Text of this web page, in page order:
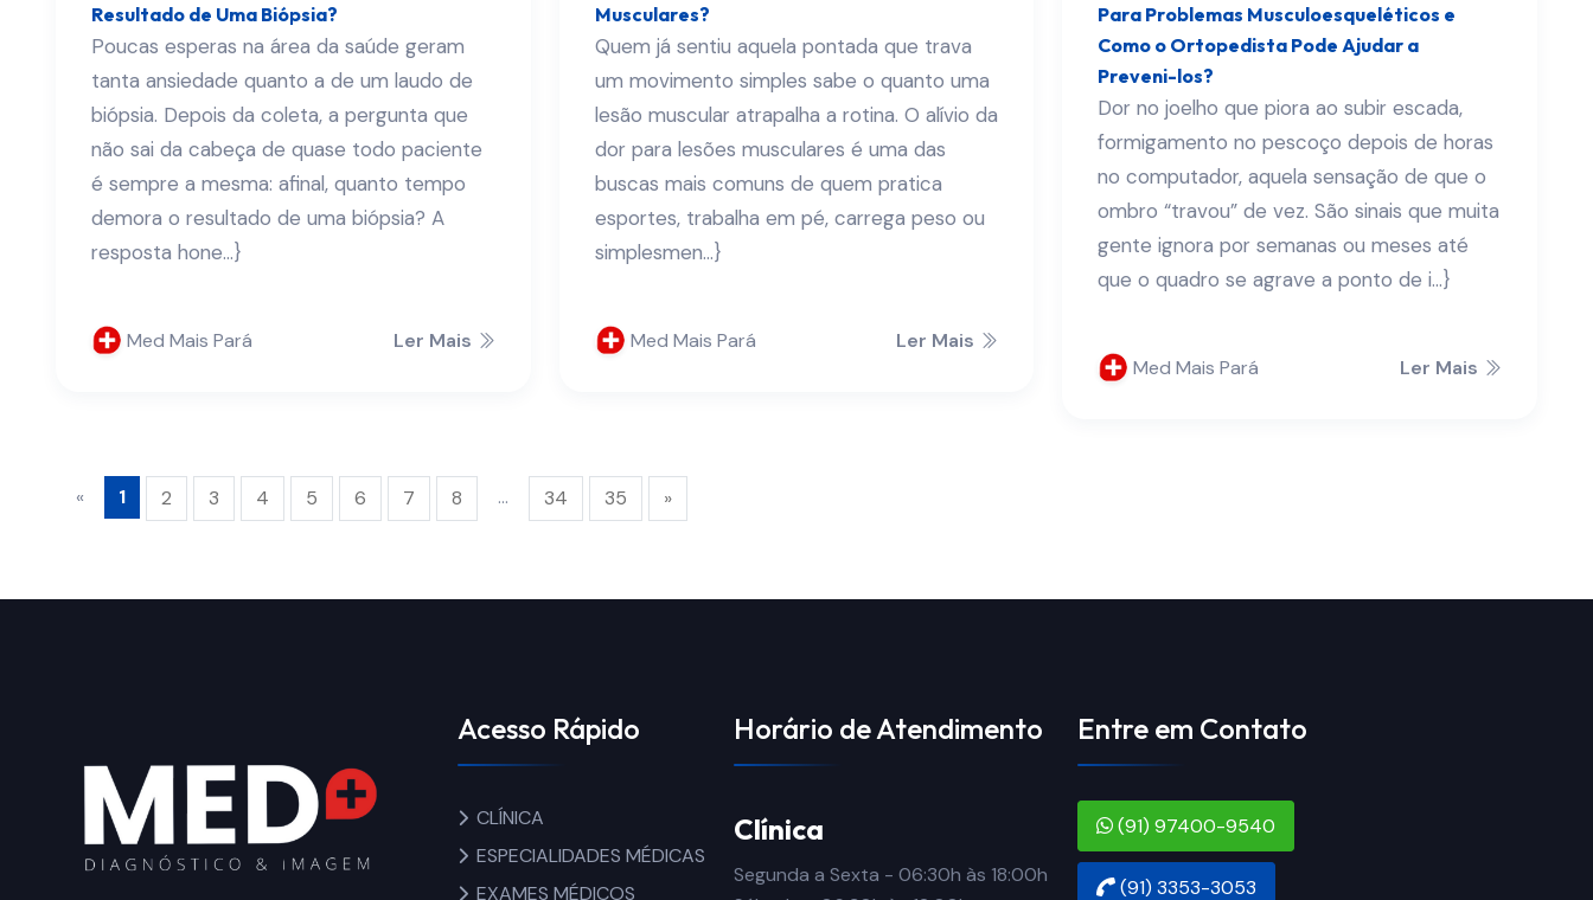
Resultado de Uma Biópsia?
Poucas esperas na área da saúde geram
tanta ansiedade quanto a de um laudo de
biópsia. Depois da coleta, a pergunta que
não sai da cabeça de quase todo paciente
é sempre a mesma: afinal, quanto tempo
demora o resultado de uma biópsia? A
resposta hone...}
Med Mais Pará Ler Mais
Musculares?
Quem já sentiu aquela pontada que trava
um movimento simples sabe o quanto uma
lesão muscular atrapalha a rotina. O alívio da
dor para lesões musculares é uma das
buscas mais comuns de quem pratica
esportes, trabalha em pé, carrega peso ou
simplesmen...}
Med Mais Pará Ler Mais
Para Problemas Musculoesqueléticos e
Como o Ortopedista Pode Ajudar a
Preveni-los?
Dor no joelho que piora ao subir escada,
formigamento no pescoço depois de horas
no computador, aquela sensação de que o
ombro “travou” de vez. São sinais que muita
gente ignora por semanas ou meses até
que o quadro se agrave a ponto de i...}
Med Mais Pará Ler Mais
« 1 2 3 4 5 6 7 8 ... 34 35 »
Acesso Rápido
CLÍNICA
ESPECIALIDADES MÉDICAS
EXAMES MÉDICOS
Horário de Atendimento
Clínica
Segunda a Sexta - 06:30h às 18:00h
Entre em Contato
(91) 97400-9540
(91) 3353-3053